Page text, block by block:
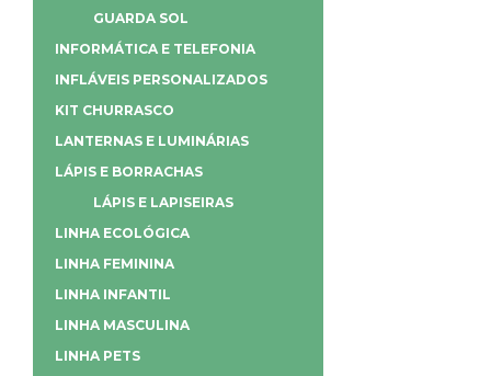
GUARDA SOL
INFORMÁTICA E TELEFONIA
INFLÁVEIS PERSONALIZADOS
KIT CHURRASCO
LANTERNAS E LUMINÁRIAS
LÁPIS E BORRACHAS
LÁPIS E LAPISEIRAS
LINHA ECOLÓGICA
LINHA FEMININA
LINHA INFANTIL
LINHA MASCULINA
LINHA PETS